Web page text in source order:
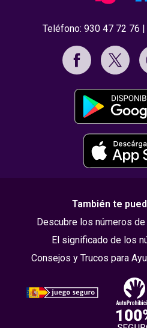
Teléfono: 930 47 72 76 |
También te
Descubre los números
El significado de los
Consejos y Trucos para